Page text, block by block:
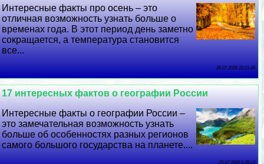
Интересные факты про осень – это
отличная возможность узнать больше о
временах года. В этот период день заметно
сокращается, а температура становится
все...
26 07 2026 22:21:36
17 интересных фактов о географии России
Интересные факты о географии России –
это замечательная возможность узнать
больше об особенностях разных регионов
самого большого государства на планете....
25 07 2026 6:39:13